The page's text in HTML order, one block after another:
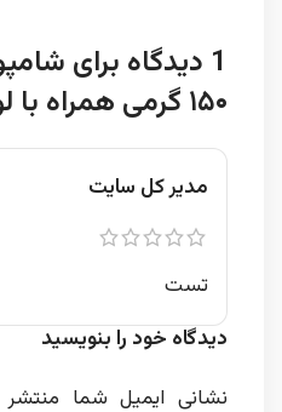
1 دیدگاه برای
۱۵۰ گرمی همراه با لوسیون
مدیر کل سایت
تست
دیدگاه خود را بنویسید
نشانی ایمیل شما